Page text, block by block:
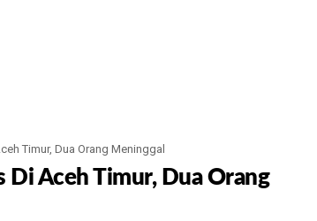
Timur, Dua Orang Meninggal
Di Aceh Timur, Dua Orang